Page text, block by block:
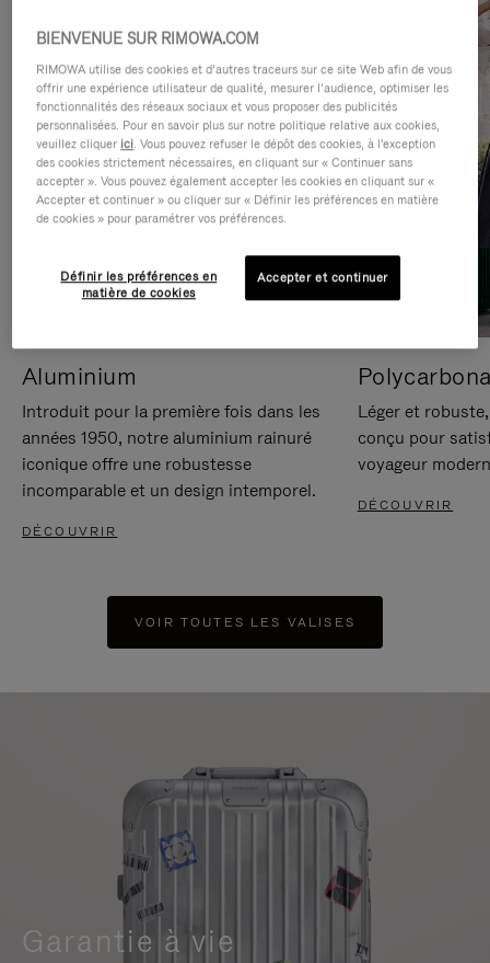
Aluminium
Introduit pour la première fois dans les
années 1950, notre aluminium rainuré
iconique offre une robustesse
incomparable et un design intemporel.
DÉCOUVRIR
Léger et
conçu pour
voyageur
DÉCOUVRIR
VOIR TOUTES LES VALISES
Garantie à vie
BIENVENUE SUR RIMOWA.COM
RIMOWA utilise des cookies et d’autres traceurs sur ce site Web afin de vous
offrir une expérience utilisateur de qualité, mesurer l’audience, optimiser les
fonctionnalités des réseaux sociaux et vous proposer des publicités
personnalisées. Pour en savoir plus sur notre politique relative aux cookies,
veuillez cliquer ici. Vous pouvez refuser le dépôt des cookies, à l'exception
des cookies strictement nécessaires, en cliquant sur « Continuer sans
accepter ». Vous pouvez également accepter les cookies en cliquant sur «
Accepter et continuer » ou cliquer sur « Définir les préférences en matière
de cookies » pour paramétrer vos préférences.
Définir les préférences en
matière de cookies
Accepter et continuer